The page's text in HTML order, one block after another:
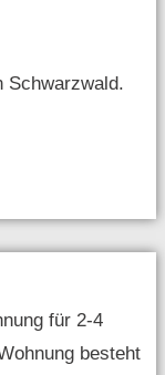
Schwarzwald.
für 2-4
besteht